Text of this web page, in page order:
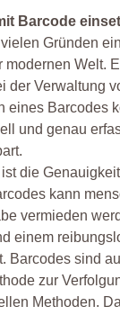
Barcode
Gründen
modernen Welt.
der Verwaltung
eines Barcodes
und genau
die
kann
vermieden
einem
Barcodes sind
zur
Methoden.